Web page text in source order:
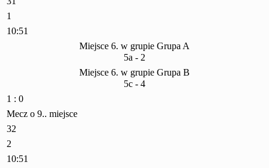
1
10:51
Miejsce 6. w grupie Grupa A
5a - 2
Miejsce 6. w grupie Grupa B
5c - 4
1 : 0
Mecz o 9.. miejsce
32
2
10:51